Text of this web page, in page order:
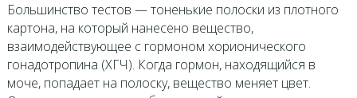
Большинство тестов — тоненькие полоски из плотного
картона, на который нанесено вещество,
взаимодействующее с гормоном хорионического
гонадотропина (ХГЧ). Когда гормон, находящийся в
моче, попадает на полоску, вещество меняет цвет.